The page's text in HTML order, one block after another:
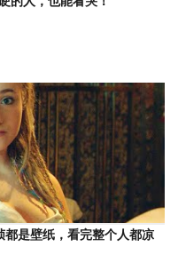
都是壁纸，看完整个人都凉